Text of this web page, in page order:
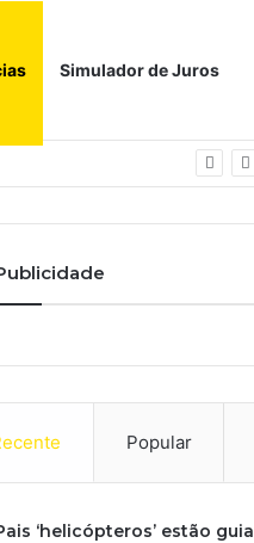
Simulador de Juros
Popular
‘helicópteros’ estão